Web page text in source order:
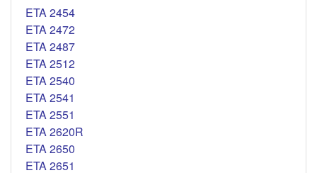
ETA 2454
ETA 2472
ETA 2487
ETA 2512
ETA 2540
ETA 2541
ETA 2551
ETA 2620R
ETA 2650
ETA 2651